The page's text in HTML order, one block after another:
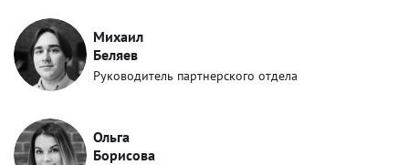
Михаил
Беляев
Руководитель партнерского отдела
Ольга
Борисова